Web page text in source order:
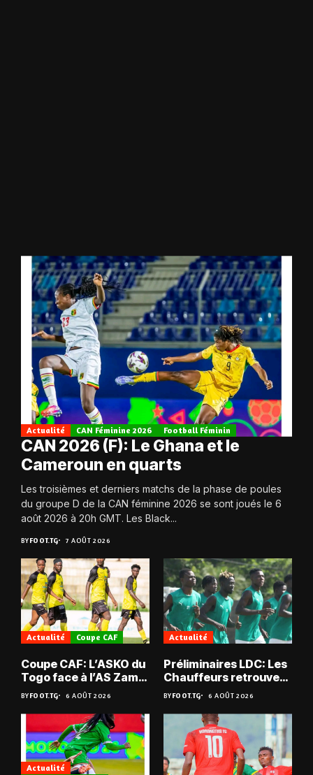
Actualité CAN Féminine 2026 Football Féminin
CAN 2026 (F): Le Ghana et le
Cameroun en quarts
Les troisièmes et derniers matchs de la phase de poules
du groupe D de la CAN féminine 2026 se sont joués le 6
août 2026 à 20h GMT. Les Black...
BYFOOT.TG 7 AOÛT 2026
Actualité Coupe CAF
Coupe CAF: L’ASKO du
Togo face à l’AS Zam
du Niger
BYFOOT.TG 6 AOÛT 2026
Actualité
Préliminaires LDC: Les
Chauffeurs retrouvent
les Mimos
BYFOOT.TG 6 AOÛT 2026
Actualité